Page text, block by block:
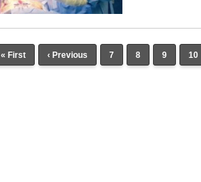
« First ‹ Previous 7 8 9 10